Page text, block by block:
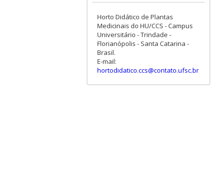
Horto Didático de Plantas
Medicinais do HU/CCS - Campus
Universitário - Trindade -
Florianópolis - Santa Catarina -
Brasil.
E-mail:
hortodidatico.ccs@contato.ufsc.br